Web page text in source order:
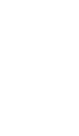
El pacto,
poner fin
heridos